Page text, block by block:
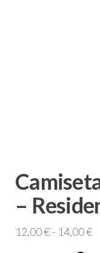
–
12,00€- 14,00€